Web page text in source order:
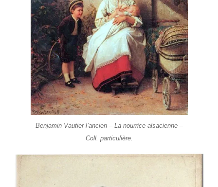
Benjamin Vautier l’ancien – La nourrice alsacienne –
Coll. particulière.